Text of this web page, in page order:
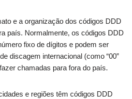
e a organização dos códigos DDD
país. Normalmente, os códigos DDD
fixo de dígitos e podem ser
discagem internacional (como “00”
chamadas para fora do país.
e regiões têm códigos DDD